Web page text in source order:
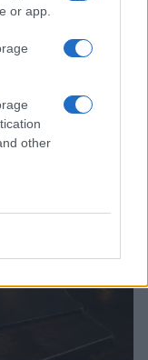
or app.
other
in Valle